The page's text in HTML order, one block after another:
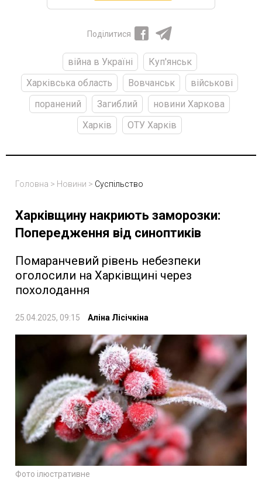
Поділитися
війна в Україні
Куп'янськ
Харківська область
Вовчанськ
військові
поранений
Загиблий
новини Харкова
Харків
ОТУ Харків
Головна > Новини > Суспільство
Харківщину накриють заморозки:
Попередження від синоптиків
Помаранчевий рівень небезпеки
оголосили на Харківщині через
похолодання
25.04.2025, 09:15 Аліна Лісічкіна
Фото ілюстративне